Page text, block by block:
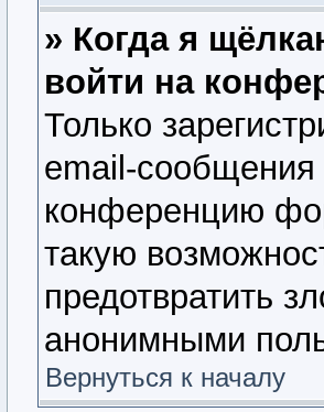
» Когда я
войти на
Только
email-сообщения
конференцию
такую
предотвратить
анонимными
Вернуться к началу